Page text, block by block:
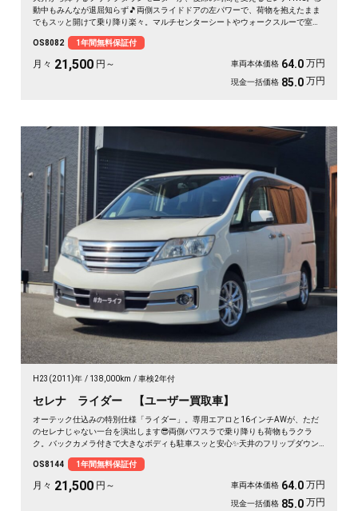
動中もみんなが退屈知らず🎵両側スライドドアの左パワーで、荷物を抱えたまま
でもスッと開けて乗り降り楽々。マルチセンターシートやウォークスルーで室内
ごと1年保証付でどうぞ🚗✨💫👍
OS8082 1年間無料保証付
月々 21,500 円～ 車両本体価格 64.0 万円
現金一括価格 85.0 万円
H23(2011)年 138,000km 車検2年付
セレナ ライダー 【ユーザー買取車】
オーテック仕込みの特別仕様「ライダー」。専用エアロと16インチAWが、ただ
のセレナじゃない一台を演出します😎両側パワスラで乗り降りも荷物もラクラ
ク。バックカメラ付きで大きなボディも駐車スッと安心✨天井のフリップダウン
一台で楽しさ倍増です🎵月々21500〜で手が届く特別グレード。走り出しが待ち
遠しくなる、《1年保証付》👑
OS8144 1年間無料保証付
月々 21,500 円～ 車両本体価格 64.0 万円
現金一括価格 85.0 万円